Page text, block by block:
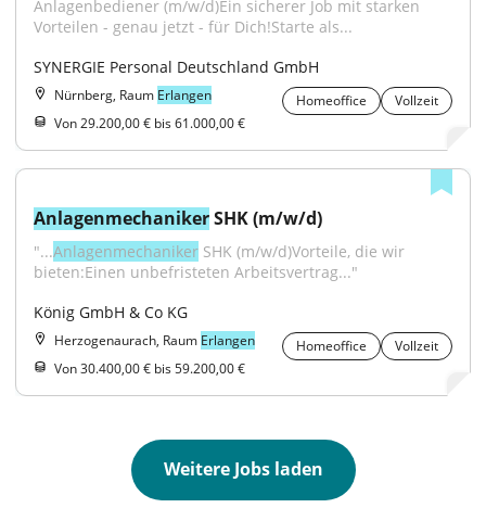
Anlagenbediener (m/w/d)Ein sicherer Job mit starken
Vorteilen - genau jetzt - für Dich!Starte als...
SYNERGIE Personal Deutschland GmbH
Nürnberg, Raum Erlangen Homeoffice
Vollzeit
Von 29.200,00 € bis 61.000,00 €
Anlagenmechaniker SHK (m/w/d)
"...Anlagenmechaniker SHK (m/w/d)Vorteile, die wir
bieten:Einen unbefristeten Arbeitsvertrag..."
König GmbH & Co KG
Herzogenaurach, Raum Erlangen Homeoffice
Vollzeit
Von 30.400,00 € bis 59.200,00 €
Weitere Jobs laden